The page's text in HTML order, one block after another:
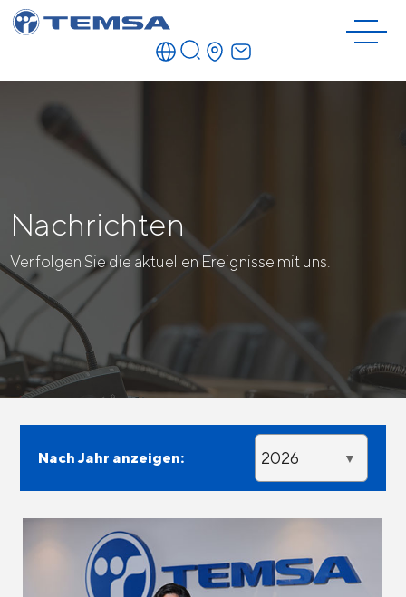
Nachrichten
Verfolgen Sie die aktuellen Ereignisse mit uns.
Nach Jahr anzeigen: 2026